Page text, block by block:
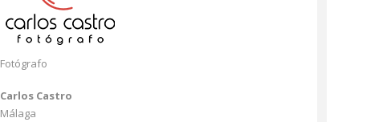
Fotógrafo
Carlos Castro
Málaga